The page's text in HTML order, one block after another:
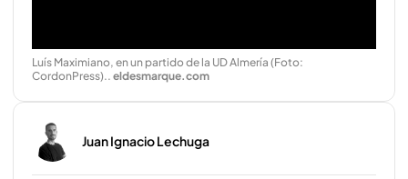
Luís Maximiano, en un partido de la UD Almería (Foto:
CordonPress).. eldesmarque.com
Juan Ignacio Lechuga